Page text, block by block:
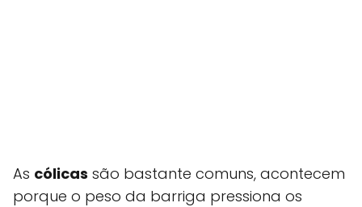
As cólicas são bastante comuns, acontecem
porque o peso da barriga pressiona os